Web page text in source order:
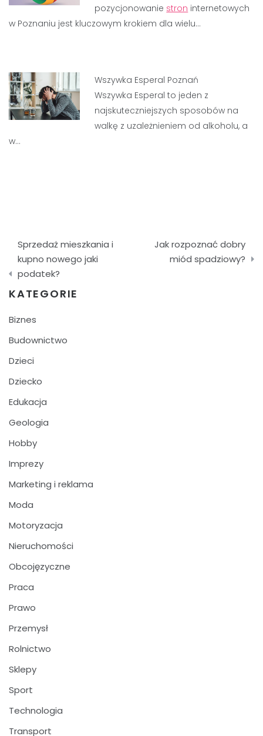
pozycjonowanie stron internetowych
w Poznaniu jest kluczowym krokiem dla wielu…
Wszywka Esperal Poznań
Wszywka Esperal to jeden z
najskuteczniejszych sposobów na
walkę z uzależnieniem od alkoholu, a
w…
Nawigacja
wpisu
Sprzedaż mieszkania i
kupno nowego jaki
podatek?
Jak rozpoznać dobry
miód spadziowy?
KATEGORIE
Biznes
Budownictwo
Dzieci
Dziecko
Edukacja
Geologia
Hobby
Imprezy
Marketing i reklama
Moda
Motoryzacja
Nieruchomości
Obcojęzyczne
Praca
Prawo
Przemysł
Rolnictwo
Sklepy
Sport
Technologia
Transport